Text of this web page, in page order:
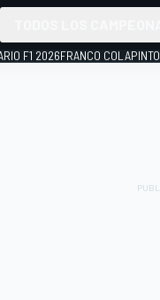
F1 2026FRANCO COLAPINTO